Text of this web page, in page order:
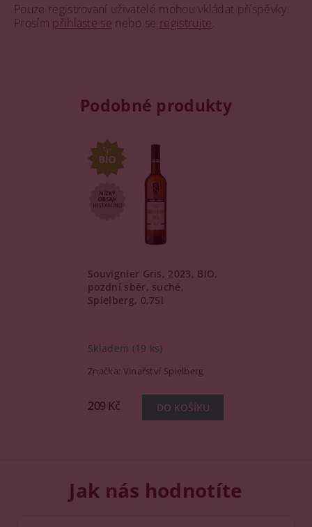
Pouze registrovaní uživatelé mohou vkládat příspěvky.
Prosím přihlaste se nebo se registrujte
Podobné produkty
Souvignier Gris, 2023, BIO,
pozdní sběr, suché,
Spielberg, 0,75l
Skladem (19 ks)
Značka: Vinařství Spielberg
209 Kč
Jak nás hodnotíte